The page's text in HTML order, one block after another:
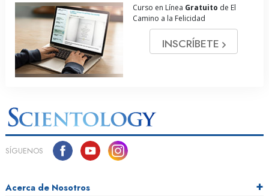
Curso en Línea Gratuito de El
Camino a la Felicidad
INSCRÍBETE
SÍGUENOS
Acerca de Nosotros